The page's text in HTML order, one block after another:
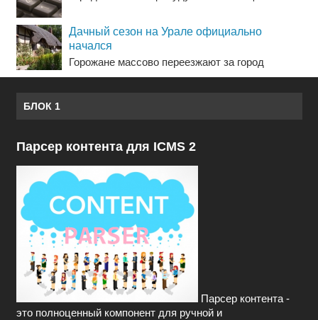
Дачный сезон на Урале официально
начался
Горожане массово переезжают за город
БЛОК 1
Парсер контента для ICMS 2
Парсер контента -
это полноценный компонент для ручной и